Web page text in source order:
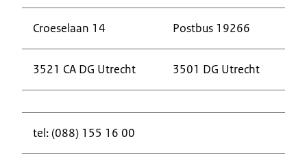
Croeselaan 14 Postbus 19266
3521 CA DG Utrecht 3501 DG Utrecht
tel: (088) 155 16 00